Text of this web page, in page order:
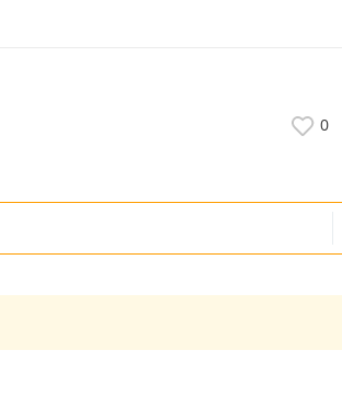
0